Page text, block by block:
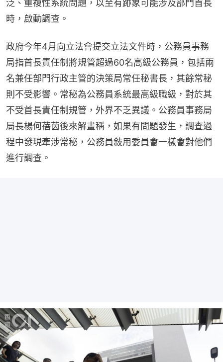
泛、重複性系統問題，以至有跡象可能涉及部門首長
時，啟動調查。
政府今年4月向立法會提交立法文件時，公務員事務
局指首長責任制將規管超過60名高級公務員，包括兩
名兼任部門行政主管的決策局常任秘書長，其餘常秘
則不受影響。常秘為公務員系統最高級職級，對於其
不受首長責任制規管，外界不乏異議。公務員事務局
局長楊何蓓茵後來解畫稱，如果有問題發生，調查過
程中發現牽涉常秘，公務員敍用委員會一樣會對他們
進行調查。